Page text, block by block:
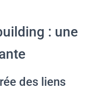
: une
des liens